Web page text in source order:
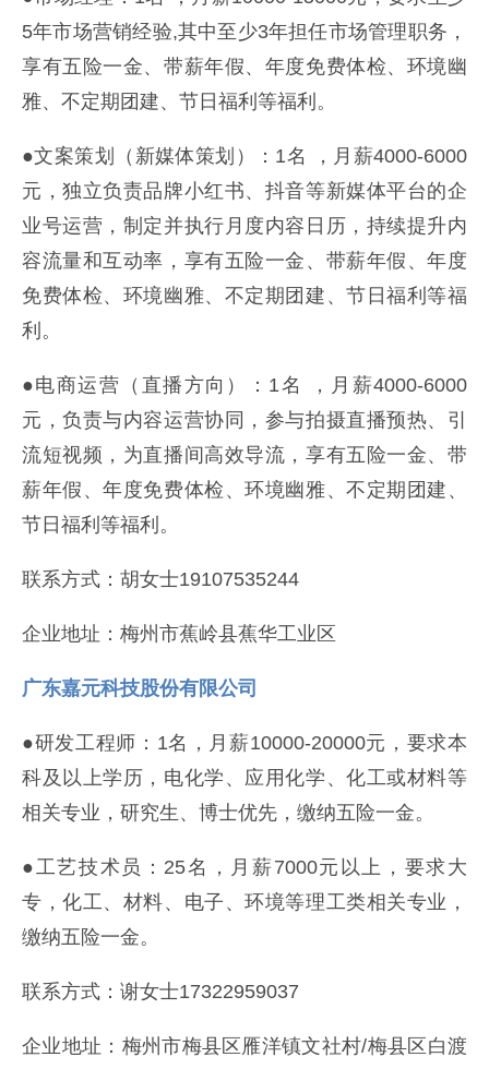
5年市场营销经验,其中至少3年担任市场管理职务，
享有五险一金、带薪年假、年度免费体检、环境幽
雅、不定期团建、节日福利等福利。
●文案策划（新媒体策划）：1名 ，月薪4000-6000
元，独立负责品牌小红书、抖音等新媒体平台的企
业号运营，制定并执行月度内容日历，持续提升内
容流量和互动率，享有五险一金、带薪年假、年度
免费体检、环境幽雅、不定期团建、节日福利等福
利。
●电商运营（直播方向）：1名 ，月薪4000-6000
元，负责与内容运营协同，参与拍摄直播预热、引
流短视频，为直播间高效导流，享有五险一金、带
薪年假、年度免费体检、环境幽雅、不定期团建、
节日福利等福利。
联系方式：胡女士19107535244
企业地址：梅州市蕉岭县蕉华工业区
广东嘉元科技股份有限公司
●研发工程师：1名，月薪10000-20000元，要求本
科及以上学历，电化学、应用化学、化工或材料等
相关专业，研究生、博士优先，缴纳五险一金。
●工艺技术员：25名，月薪7000元以上，要求大
专，化工、材料、电子、环境等理工类相关专业，
缴纳五险一金。
联系方式：谢女士17322959037
企业地址：梅州市梅县区雁洋镇文社村/梅县区白渡